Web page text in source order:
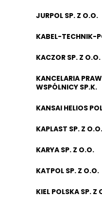
JURPOL SP. Z O.O.
KABEL-TECHNIK-
KACZOR SP. Z O.O.
KANCELARIA
WSPÓLNICY SP.K.
KANSAI HELIOS
KAPLAST SP. Z O.O.
KARYA SP. Z O.O.
KATPOL SP. Z O.O.
KIEL POLSKA SP. Z